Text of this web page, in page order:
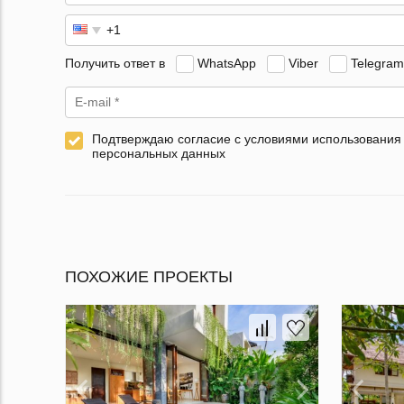
Получить ответ в WhatsApp Viber Telegram
Подтверждаю согласие с условиями использования
персональных данных
ПОХОЖИЕ ПРОЕКТЫ